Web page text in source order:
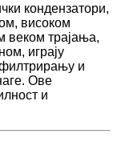
кондензатори,
високом
веком трајања,
играју
и
Ове
и